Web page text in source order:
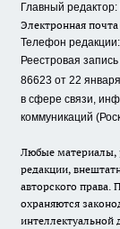
Главный
Электронная
Телефон
Реестровая
86623 от 22
в сфере связи,
коммуникаций
Любые материалы,
редакции,
авторского права.
охраняются
интеллектуальной